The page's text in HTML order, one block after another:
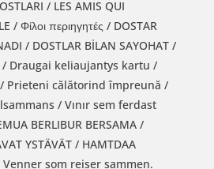
/ LES AMIS QUI
/ Φίλοι περιηγητές / DOSTAR
/ DOSTLAR BİLAN SAYOHAT /
/ Prieteni călătorind împreună /
/ Vınır sem ferdast
BERLIBUR BERSAMA /
YSTÄVÄT / HAMTDAA
Venner som reiser sammen.